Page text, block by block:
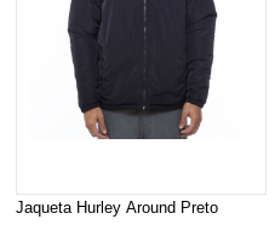
Jaqueta Hurley Around Preto